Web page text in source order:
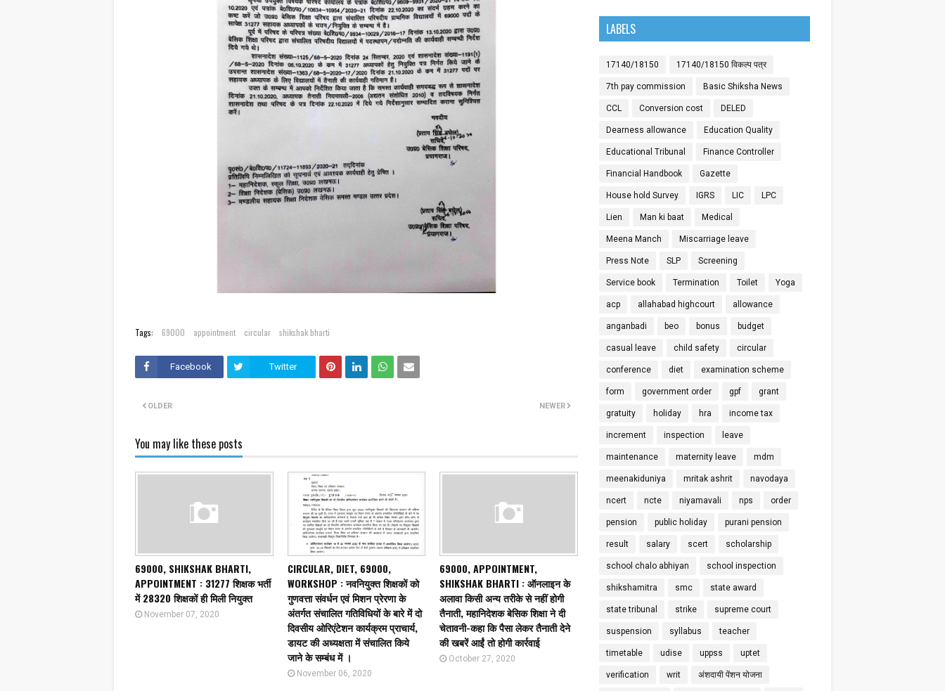
Tags: 69000 appointment circular shikshak bharti
Facebook Twitter
NEWER
OLDER
You may like these posts
69000, SHIKSHAK BHARTI,
APPOINTMENT : 31277 शिक्षक भर्ती
में 28320 शिक्षकों ही मिली नियुक्त
November 07, 2020
CIRCULAR, DIET, 69000,
WORKSHOP : नवनियुक्त शिक्षकों को
गुणवत्ता संवर्धन एवं मिशन प्रेरणा के
अंतर्गत संचालित गतिविधियों के बारे में दो
दिवसीय ओरिएंटेशन कार्यक्रम प्राचार्य,
डायट की अध्यक्षता में संचालित किये
जाने के सम्बंध में ।
November 06, 2020
69000, APPOINTMENT,
SHIKSHAK BHARTI : ऑनलाइन के
अलावा किसी अन्य तरीके से नहीं होगी
तैनाती, महानिदेशक बेसिक शिक्षा ने दी
चेतावनी-कहा कि पैसा लेकर तैनाती देने
की खबरें आईं तो होगी कार्रवाई
October 27, 2020
LABELS
17140/18150 17140/18150 विकल्प पत्र
7th pay commission Basic Shiksha News
CCL Conversion cost DELED
Dearness allowance Education Quality
Educational Tribunal Finance Controller
Financial Handbook Gazette
House hold Survey IGRS LIC LPC
Lien Man ki baat Medical
Meena Manch Miscarriage leave
Press Note SLP Screening
Service book Termination Toilet Yoga
acp allahabad highcourt allowance
anganbadi beo bonus budget
casual leave child safety circular
conference diet examination scheme
form government order gpf grant
gratuity holiday hra income tax
increment inspection leave
maintenance maternity leave mdm
meenakiduniya mritak ashrit navodaya
ncert ncte niyamavali nps order
pension public holiday purani pension
result salary scert scholarship
school chalo abhiyan school inspection
shikshamitra smc state award
state tribunal strike supreme court
suspension syllabus teacher
timetable udise uppss uptet
verification writ अंशदायी पेंशन योजना